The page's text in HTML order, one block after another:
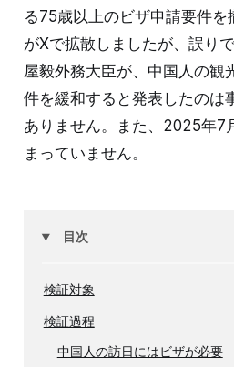
る75歳以上のビザ申請要件
がXで拡散しましたが、誤り
屋毅外務大臣が、中国人の観
件を緩和すると発表したのは
ありません。また、2025年7
まっていません。
目次
検証対象
検証過程
中国人の訪日にはビザが必要